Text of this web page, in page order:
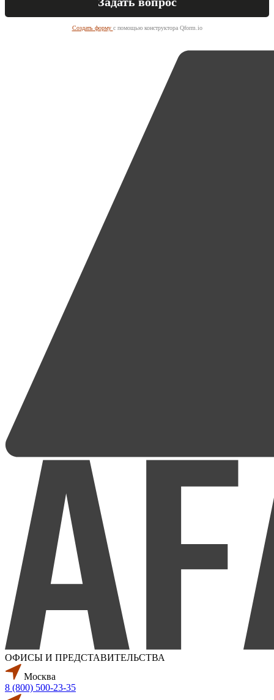
Создать форму с помощью конструктора Qform.io
ОФИСЫ И ПРЕДСТАВИТЕЛЬСТВА
Москва
8 (800) 500-23-35